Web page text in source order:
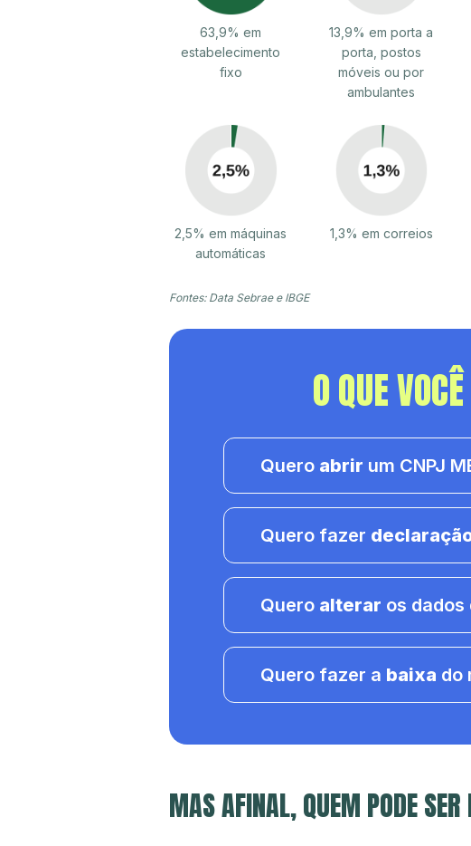
63,9% em
estabelecimento
fixo
13,9% em porta a
porta, postos
móveis ou por
ambulantes
2,5% em máquinas
automáticas
1,3% em correios
Fontes: Data Sebrae e IBGE
O QUE
Quero abrir um CNPJ
Quero fazer
Quero alterar os dados
Quero fazer a baixa do
MAS AFINAL, QUEM PODE